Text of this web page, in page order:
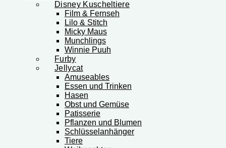
Disney Kuscheltiere
Film & Fernseh
Lilo & Stitch
Micky Maus
Munchlings
Winnie Puuh
Furby
Jellycat
Amuseables
Essen und Trinken
Hasen
Obst und Gemüse
Patisserie
Pflanzen und Blumen
Schlüsselanhänger
Tiere